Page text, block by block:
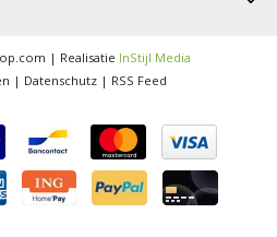
| Realisatie InStijl Media
| Datenschutz | RSS Feed